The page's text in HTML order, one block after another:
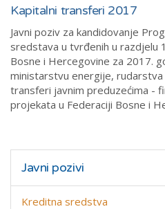
Kapitalni transferi 2017
Javni poziv za kandidovanje
sredstava u tvrđenih u razdjelu
Bosne i Hercegovine za 2017.
ministarstvu energije,
transferi javnim preduzećima -
projekata u Federaciji Bosne i
Javni pozivi
Kreditna sredstva